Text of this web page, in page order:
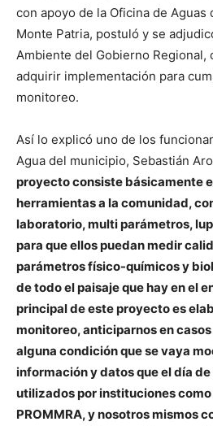
con apoyo de la Oficina de Aguas
Monte Patria, postuló y se
Ambiente del Gobierno Regional,
adquirir implementación para
monitoreo.
Así lo explicó uno de los
Agua del municipio, Sebastián
proyecto consiste básicamente
herramientas a la comunidad,
laboratorio, multi parámetros,
para que ellos puedan medir
parámetros físico-químicos y
de todo el paisaje que hay en el
principal de este proyecto es
monitoreo, anticiparnos en
alguna condición que se vaya
información y datos que el día
utilizados por instituciones como
PROMMRA, y nosotros mismos